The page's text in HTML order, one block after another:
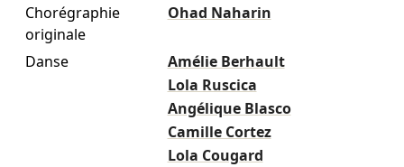
Chorégraphie
originale
Ohad Naharin
Danse
Amélie Berhault
Lola Ruscica
Angélique Blasco
Camille Cortez
Lola Cougard